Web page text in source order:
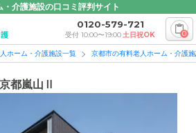
・介護施設の口コミ評判サイト
0120-579-721
受付 10:00〜19:00土日祝OK 0
ホーム・介護施設一覧 京都市の有料老人ホーム・介護
都嵐山Ⅱ